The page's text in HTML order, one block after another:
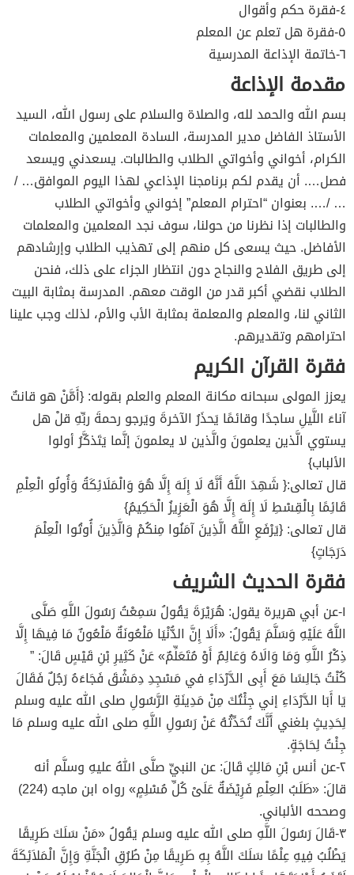
٤-فقرة حكم وأقوال
٥-فقرة هل تعلم عن المعلم
٦-خاتمة الإذاعة المدرسية
مقدمة الإذاعة
بسم الله والحمد لله، والصلاة والسلام على رسول الله، السيد
الأستاذ الفاضل مدير المدرسة، السادة المعلمين والمعلمات
الكرام، أخواني وأخواتي الطلاب والطالبات. يسعدني ويسعد
فصل…. أن يقدم لكم برنامجنا الإذاعي لهذا اليوم الموافق… /
… /…. بعنوان “احترام المعلم” إخواني وأخواتي الطلاب
والطالبات إذا نظرنا من حولنا، سوف نجد المعلمين والمعلمات
الأفاضل. حيث يسعى كل منهم إلى تهذيب الطلاب وإرشادهم
إلى طريق الفلاح والنجاح دون انتظار الجزاء على ذلك، فنحن
الطلاب نقضي أكبر قدر من الوقت معهم. المدرسة بمثابة البيت
الثاني لنا، والمعلم والمعلمة بمثابة الأب والأم، لذلك وجب علينا
احترامهم وتقديرهم.
فقرة القرآن الكريم
يعزز المولى سبحانه مكانة المعلم والعلم بقوله: {أَمَّنْ هو قانتٌ
آناءَ اللَّيلِ ساجدًا وقائمًا يَحذَرُ الآخرةَ ويَرجو رحمةَ ربِّهِ قلْ هل
يستوي الَّذين يعلمونَ والَّذين لا يعلمونَ إنَّما يَتَذكَّرُ أولوا
الألباب}
قال تعالى:{ شَهِدَ اللَّهُ أَنَّهُ لَا إِلَهَ إِلَّا هُوَ وَالْمَلَائِكَةُ وَأُولُو الْعِلْمِ
قَائِمًا بِالْقِسْطِ لَا إِلَهَ إِلَّا هُوَ الْعَزِيزُ الْحَكِيمُ}
قال تعالى: {يَرْفَعِ اللَّهُ الَّذِينَ آمَنُوا مِنكُمْ وَالَّذِينَ أُوتُوا الْعِلْمَ
دَرَجَاتٍ}
فقرة الحديث الشريف
١-عن أبي هريرة يقول: هُرَيْرَةَ يَقُولُ سَمِعْتُ رَسُولَ اللَّهِ صَلَّى
اللَّهُ عَلَيْهِ وَسَلَّمَ يَقُولُ: «أَلَا إِنَّ الدُّنْيَا مَلْعُونَةٌ مَلْعُونٌ مَا فِيهَا إِلَّا
ذِكْرُ اللَّهِ وَمَا وَالَاهُ وَعَالِمٌ أَوْ مُتَعَلِّمٌ» عَنْ كَثِيرِ بْنِ قَيْسٍ قَالَ: ”
كُنْتُ جَالِسًا مَعَ أَبِى الدَّرْدَاءِ في مَسْجِدِ دِمَشْقَ فَجَاءَهُ رَجُلٌ فَقَالَ
يَا أَبَا الدَّرْدَاءِ إني جِئْتُكَ مِنْ مَدِينَةِ الرَّسُولِ صلى الله عليه وسلم
لِحَدِيثٍ بلغني أَنَّكَ تُحَدِّثُهُ عَنْ رَسُولِ اللَّهِ صلى الله عليه وسلم مَا
جِئْتُ لِحَاجَةٍ.
٢-عن أنس بْنِ مَالِكٍ قَالَ: عن النبيِّ صلَّى اللهُ عليهِ وسلَّم أنه
قالَ: «طَلَبُ العِلْمِ فَرِيْضَةٌ عَلَىْ كُلِّ مُسْلِمٍ» رواه ابن ماجه (224)
وصححه الألباني.
٣-قَالَ رَسُولَ اللَّهِ صلى الله عليه وسلم يَقُولُ «مَنْ سَلَكَ طَرِيقًا
يَطْلُبُ فِيهِ عِلْمًا سَلَكَ اللَّهُ بِهِ طَرِيقًا مِنْ طُرُقِ الْجَنَّةِ وَإِنَّ الْمَلاَئِكَةَ